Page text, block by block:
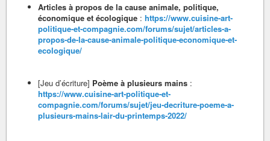
Articles à propos de la cause animale, politique,
économique et écologique : https://www.cuisine-art-
politique-et-compagnie.com/forums/sujet/articles-a-
propos-de-la-cause-animale-politique-economique-et-
ecologique/
[Jeu d’écriture] Poème à plusieurs mains :
https://www.cuisine-art-politique-et-
compagnie.com/forums/sujet/jeu-decriture-poeme-a-
plusieurs-mains-lair-du-printemps-2022/